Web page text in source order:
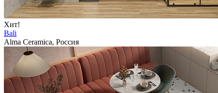
Хит!
Bali
Alma Ceramica, Россия